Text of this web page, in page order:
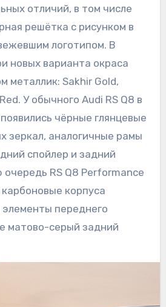
отличий, в том числе
решётка с рисунком в
логотипом. В
новых варианта окраса
металлик: Sakhir Gold,
У обычного Audi RS Q8 в
чёрные глянцевые
зеркал, аналогичные рамы
спойлер и задний
RS Q8 Performance
корпуса
элементы переднего
матово-серый задний